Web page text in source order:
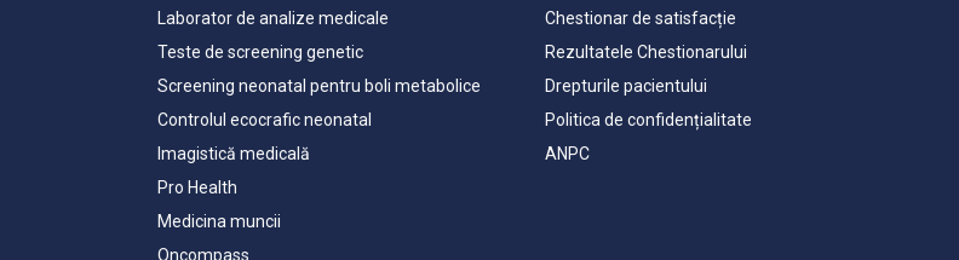
Laborator de analize medicale
Teste de screening genetic
Screening neonatal pentru boli metabolice
Controlul ecocrafic neonatal
Imagistică medicală
Pro Health
Medicina muncii
Oncompass
Chestionar de satisfacție
Rezultatele Chestionarului
Drepturile pacientului
Politica de confidențialitate
ANPC